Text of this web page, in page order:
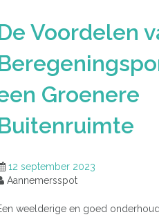
Voordelen
Groenere
12 september 2023
Aannemersspot
weelderige en goed